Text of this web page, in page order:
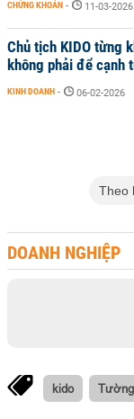
CHỨNG KHOÁN - 11-03-2026
Chủ tịch KIDO từng
không phải để cạnh
KINH DOANH - 06-02-2026
Theo
DOANH NGHIỆP
kido